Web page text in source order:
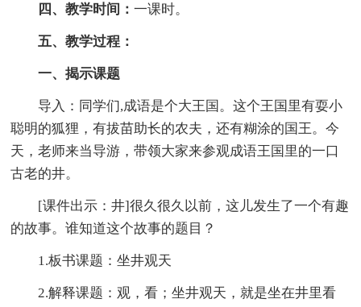
四、教学时间：一课时。
五、教学过程：
一、揭示课题
导入：同学们,成语是个大王国。这个王国里有耍小
聪明的狐狸，有拔苗助长的农夫，还有糊涂的国王。今
天，老师来当导游，带领大家来参观成语王国里的一口
古老的井。
[课件出示：井]很久很久以前，这儿发生了一个有趣
的故事。谁知道这个故事的题目？
1.板书课题：坐井观天
2.解释课题：观，看；坐井观天，就是坐在井里看